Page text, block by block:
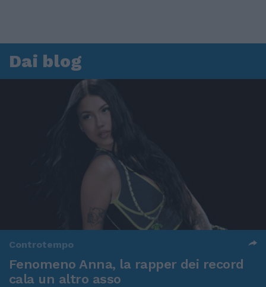
Dai blog
Controtempo
Fenomeno Anna, la rapper dei record
cala un altro asso